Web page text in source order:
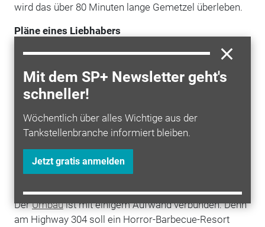
Mit dem SP+ Newsletter geht's
schneller!
Wöchentlich über alles Wichtige aus der
Tankstellenbranche informiert bleiben.
Jetzt gratis anmelden
wird das über 80 Minuten lange Gemetzel überleben.
Pläne eines Liebhabers
Auf den Kultfilm folgten weitere Remakes, zuletzt
2013 „Texas Chainsaw 3D“, während der Schauplatz,
eine Tankstelle im texanischen Bastrop, langsam
verfiel. Wie das Wochenmagazin Spiegel kürzlich
berichtete, kaufte Geschäftsmann und Fan Roy Rose
aus Ohio im Frühjahr 2015 das Gebäude. Aus dem
Barbecue-Liebhaber werden.
DerUmbauist mit einigem Aufwand verbunden: Denn
am Highway 304 soll ein Horror-Barbecue-Resort